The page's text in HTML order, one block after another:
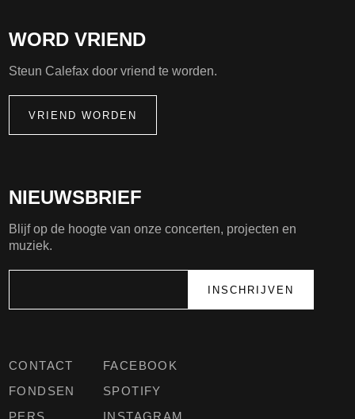
CONTACT
FONDSEN
PERS
FACEBOOK
SPOTIFY
INSTAGRAM
NIEUWSBRIEF
Blijf op de hoogte van onze concerten, projecten en
muziek.
WORD VRIEND
Steun Calefax door vriend te worden.
VRIEND WORDEN